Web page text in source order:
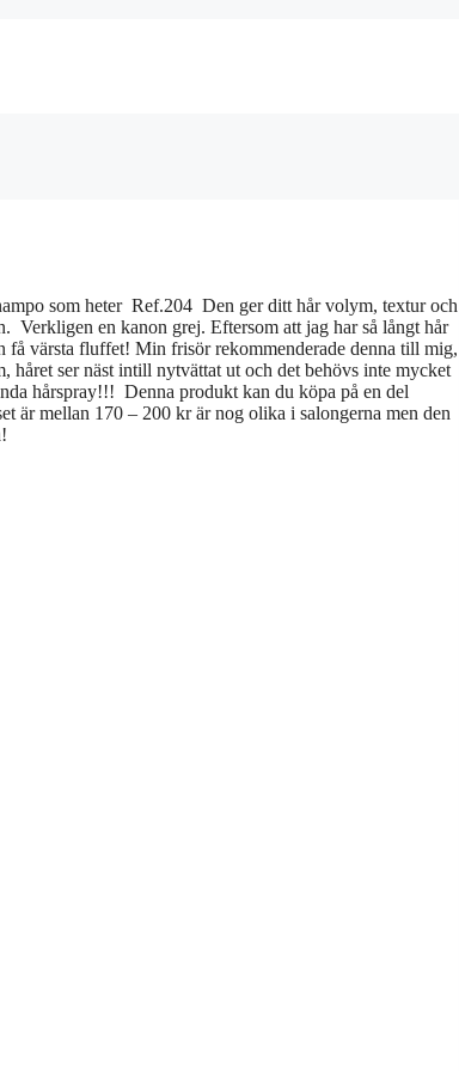
som heter Ref.204 Den ger ditt hår volym, textur och
Verkligen en kanon grej. Eftersom att jag har så långt hår
värsta fluffet! Min frisör rekommenderade denna till mig,
ser näst intill nytvättat ut och det behövs inte mycket
hårspray!!! Denna produkt kan du köpa på en del
är mellan 170 – 200 kr är nog olika i salongerna men den